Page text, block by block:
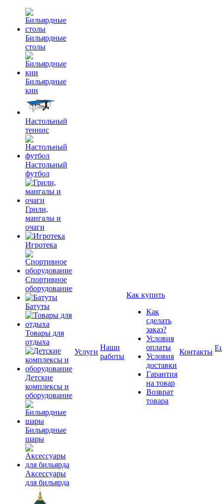
Бильярдные
столы
Бильярдные
кии
Настольный
теннис
Настольный
футбол
Грили,
мангалы и
очаги
Игротека
Спортивное
оборудование
Батуты
Товары для
отдыха
Детские
комплексы и
оборудование
Бильярдные
шары
Аксессуары
для бильярда
Услуги
Наши
работы
Как купить
Как
сделать
заказ?
Условия
оплаты
Условия
доставки
Гарантия
на товар
Возврат
товара
Контакты